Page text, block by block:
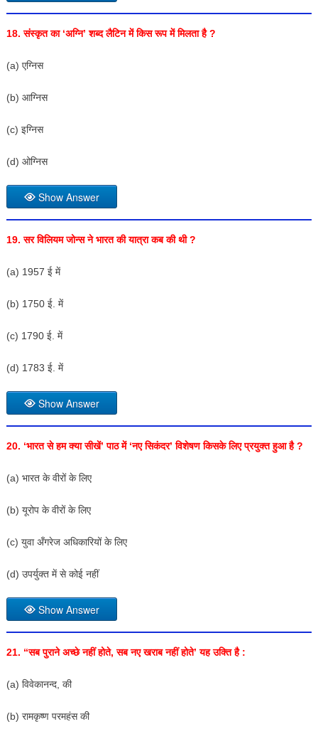
18. संस्कृत का ‘अग्नि’ शब्द लैटिन में किस रूप में मिलता है ?
(a) एग्निस
(b) आग्निस
(c) इग्निस
(d) ओग्निस
Show Answer
19. सर विलियम जोन्स ने भारत की यात्रा कब की थी ?
(a) 1957 ई में
(b) 1750 ई. में
(c) 1790 ई. में
(d) 1783 ई. में
Show Answer
20. ‘भारत से हम क्या सीखें’ पाठ में ‘नए सिकंदर’ विशेषण किसके लिए प्रयुक्त हुआ है ?
(a) भारत के वीरों के लिए
(b) यूरोप के वीरों के लिए
(c) युवा अँगरेज अधिकारियों के लिए
(d) उपर्युक्त में से कोई नहीं
Show Answer
21. “सब पुराने अच्छे नहीं होते, सब नए खराब नहीं होते’ यह उक्ति है :
(a) विवेकानन्द, की
(b) रामकृष्ण परमहंस की